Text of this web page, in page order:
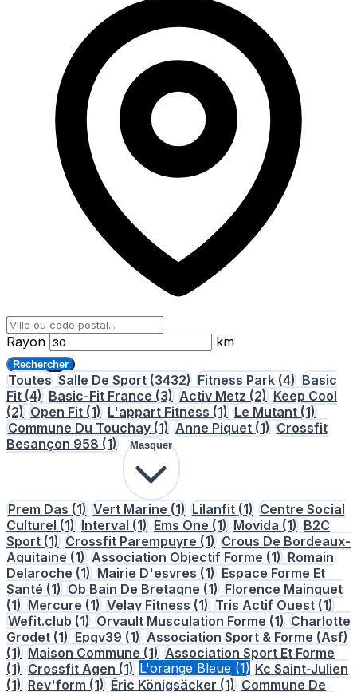
Rayon km
Rechercher
Toutes Salle De Sport (3432) Fitness Park (4) Basic
Fit (4) Basic-Fit France (3) Activ Metz (2) Keep Cool
(2) Open Fit (1) L'appart Fitness (1) Le Mutant (1)
Commune Du Touchay (1) Anne Piquet (1) Crossfit
Besançon 958 (1) Masquer
Prem Das (1) Vert Marine (1) Lilanfit (1) Centre Social
Culturel (1) Interval (1) Ems One (1) Movida (1) B2C
Sport (1) Crossfit Parempuyre (1) Crous De Bordeaux-
Aquitaine (1) Association Objectif Forme (1) Romain
Delaroche (1) Mairie D'esvres (1) Espace Forme Et
Santé (1) Ob Bain De Bretagne (1) Florence Mainguet
(1) Mercure (1) Velay Fitness (1) Tris Actif Ouest (1)
Wefit.club (1) Orvault Musculation Forme (1) Charlotte
Grodet (1) Epgv39 (1) Association Sport & Forme (Asf)
(1) Maison Commune (1) Association Sport Et Forme
(1) Crossfit Agen (1) L'orange Bleue (1) Kc Saint-Julien
(1) Rev'form (1) Éric Königsäcker (1) Commune De